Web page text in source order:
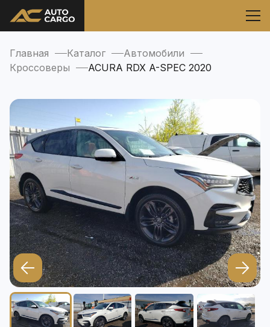
Главная Каталог
Автомобили
Кроссоверы
ACURA RDX A-SPEC 2020